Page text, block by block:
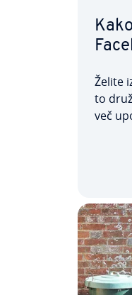
Želite
to
več